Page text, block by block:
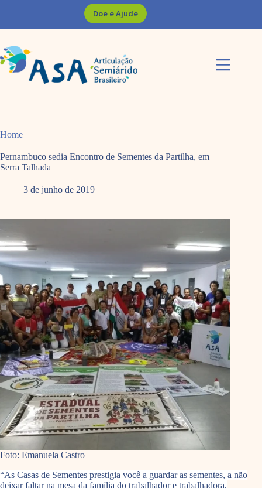
Doe e Ajude
Home
Pernambuco sedia Encontro de Sementes da Partilha, em
Serra Talhada
3 de junho de 2019
Foto: Emanuela Castro
“As Casas de Sementes prestigia você a guardar as sementes, a não
deixar faltar na mesa da família do trabalhador e trabalhadora,